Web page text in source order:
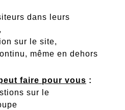
dans leurs
sur le site,
même en dehors
faire pour vous :
sur le